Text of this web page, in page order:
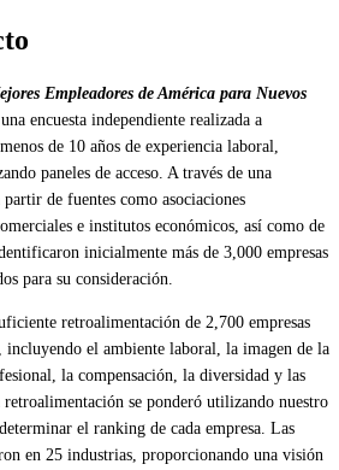
Empleadores de América para Nuevos
encuesta independiente realizada a
de 10 años de experiencia laboral,
paneles de acceso. A través de una
de fuentes como asociaciones
e institutos económicos, así como de
inicialmente más de 3,000 empresas
para su consideración.
retroalimentación de 2,700 empresas
incluyendo el ambiente laboral, la imagen de la
la compensación, la diversidad y las
se ponderó utilizando nuestro
el ranking de cada empresa. Las
en 25 industrias, proporcionando una visión